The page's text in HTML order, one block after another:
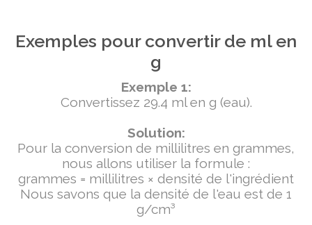
Exemples pour convertir de ml en
g
Exemple 1:
Convertissez 29.4 ml en g (eau).
Solution:
Pour la conversion de millilitres en grammes,
nous allons utiliser la formule :
grammes = millilitres × densité de l'ingrédient
Nous savons que la densité de l'eau est de 1
g/cm³